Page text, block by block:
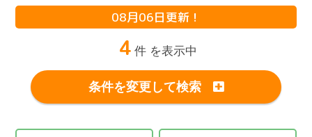
08月06日更新！
4 件 を表示中
条件を変更して検索